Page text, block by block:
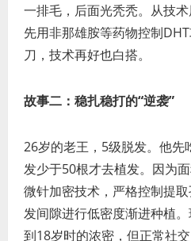
一排毛，后面光秃秃。从技
先用非那雄胺等药物控制
刀，技术再好也白搭。
故事二：稳扎稳打的“逆袭”
26岁的老王，5级脱发。他先
发少于50根才去植发。因为
微针加密技术，严格控制提
发间隙进行低密度渐进种植
到18岁时的浓密，但正常社交